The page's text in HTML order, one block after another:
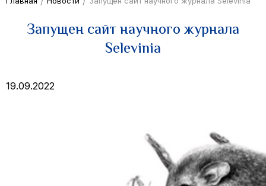
Запущен сайт научного журнала
Selevinia
19.09.2022